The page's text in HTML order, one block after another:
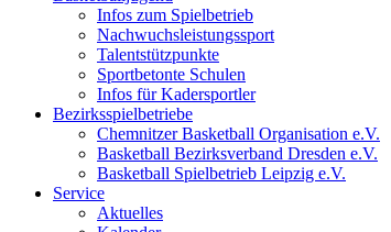
Infos zum Spielbetrieb
Nachwuchsleistungssport
Talentstützpunkte
Sportbetonte Schulen
Infos für Kadersportler
Bezirksspielbetriebe
Chemnitzer Basketball Organisation e.V.
Basketball Bezirksverband Dresden e.V.
Basketball Spielbetrieb Leipzig e.V.
Service
Aktuelles